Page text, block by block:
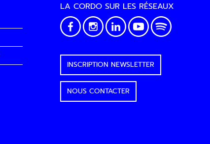
LA CORDO SUR LES RÉSEAUX
INSCRIPTION NEWSLETTER
NOUS CONTACTER